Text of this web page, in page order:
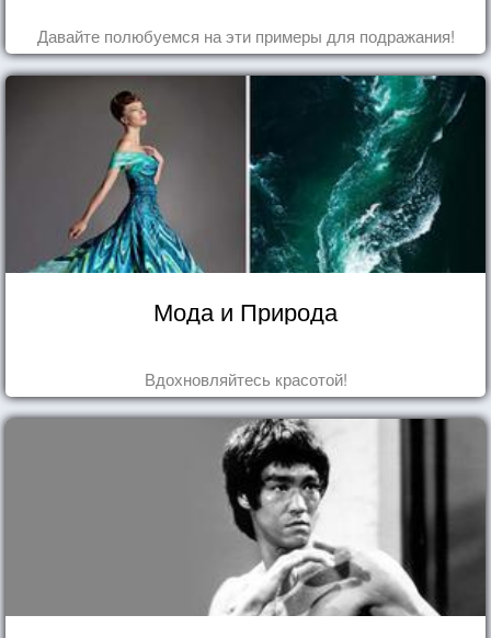
Давайте полюбуемся на эти примеры для подражания!
Мода и Природа
Вдохновляйтесь красотой!